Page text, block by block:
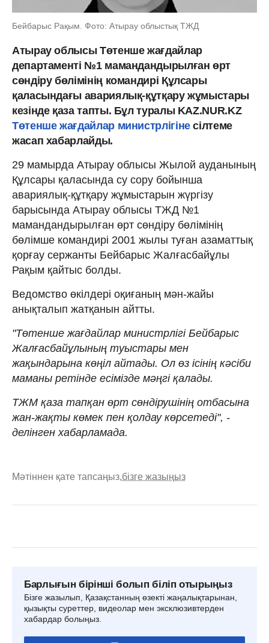
Бейбарыс Рақым. Фото: Атырау облыстық ТЖД
Атырау облысы Төтенше жағдайлар
департаменті №1 мамандандырылған өрт
сөндіру бөлімінің командирі Құлсары
қаласындағы авариялық-құтқару жұмыстары
кезінде қаза тапты. Бұл туралы KAZ.NUR.KZ
Төтенше жағдайлар министрлігінесілтеме
жасап хабарлайды.
29 мамырда Атырау облысы Жылой ауданының
Құлсары қаласында су сору бойынша
авариялық-құтқару жұмыстарын жүргізу
барысында Атырау облысы ТЖД №1
мамандандырылған өрт сөндіру бөлімінің
бөлімше командирі 2001 жылы туған азаматтық
қорғау сержанты Бейбарыс Жалғасбайұлы
Рақым қайтыс болды.
Ведомство өкілдері оқиғаның мән-жайы
анықталып жатқанын айтты.
"Төтенше жағдайлар министрлігі Бейбарыс
Жалғасбайұлының туыстары мен
жақындарына көңіл айтады. Ол өз ісінің кәсіби
маманы ретінде есімізде мәңгі қалады.
ТЖМ қаза тапқан өрт сөндірушінің отбасына
жан-жақты көмек пен қолдау көрсетеді", -
делінген хабарламада.
Мәтіннен қате тапсаңыз,бізге жазыңыз
Барлығын бірінші болып біліп отырыңыз
Бізге жазылып, Қазақстанның өзекті жаңалықтарынан,
қызықты суреттер, видеолар мен эксклюзивтерден
хабардар болыңыз.